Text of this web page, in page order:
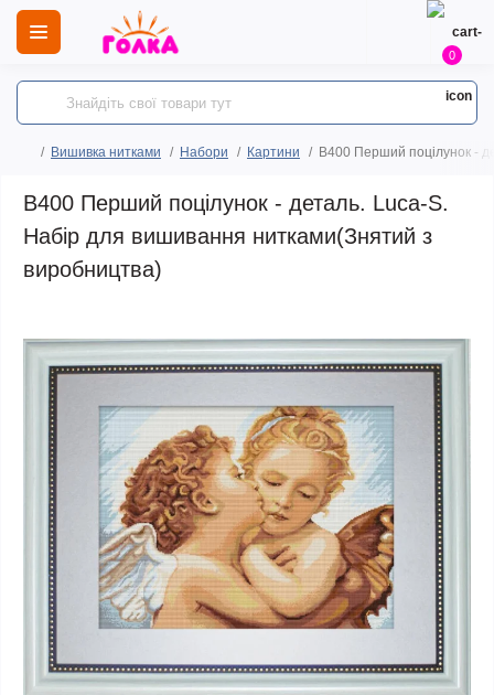
0
Вишивка нитками Набори Картини B400 Перший поцілунок -
B400 Перший поцілунок - деталь. Luca-S.
Набір для вишивання нитками(Знятий з
виробництва)